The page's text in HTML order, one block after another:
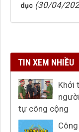
dục (30/04/
TIN XEM NHIỀU
Khởi
tự công cộng